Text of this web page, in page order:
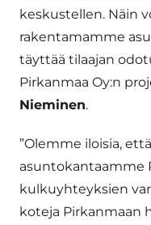
keskustellen. Näin
rakentamamme
täyttää tilaajan
Pirkanmaa Oy:n
Nieminen.
”Olemme iloisia,
asuntokantaamme
kulkuyhteyksien
koteja Pirkanmaan